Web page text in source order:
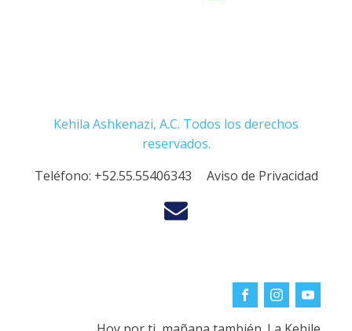
Kehila Ashkenazi, A.C. Todos los derechos
reservados.
Teléfono: +52.55.55406343 Aviso de Privacidad